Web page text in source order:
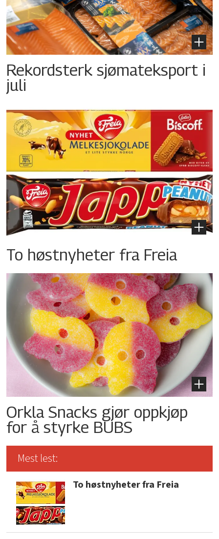
Rekordsterk sjømateksport i
juli
To høstnyheter fra Freia
Orkla Snacks gjør oppkjøp
for å styrke BUBS
Mest lest:
To høstnyheter fra Freia